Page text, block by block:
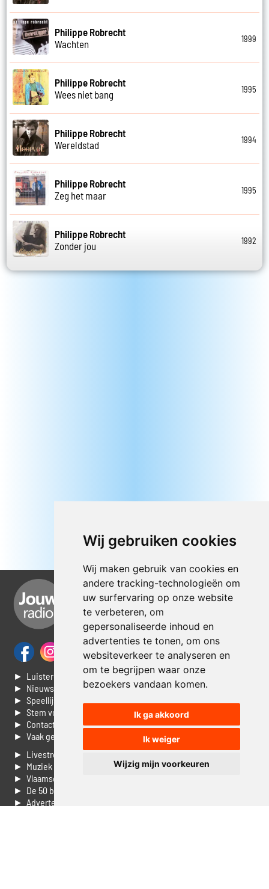
Wij gebruiken cookies
Wij maken gebruik van cookies en
andere tracking-technologieën om
uw surfervaring op onze website
te verbeteren, om
gepersonaliseerde inhoud en
advertenties te tonen, om ons
websiteverkeer te analyseren en
om te begrijpen waar onze
bezoekers vandaan komen.
Ik ga akkoord
Ik weiger
Wijzig mijn voorkeuren
Philippe Robrecht
Wachten
1999
Philippe Robrecht
Wees niet bang
1995
Philippe Robrecht
Wereldstad
1994
Philippe Robrecht
Zeg het maar
1995
Philippe Robrecht
Zonder jou
1992
► Luisteren naar Jouwradio
► Nieuws
► Speellijst
► Stem voor de Dag top 3
► Contacteer ons
► Vaak gestelde vragen
► Livestream informatie
► Muziek opzoeken
► Vlaamse 100 Aller tijden
► De 50 beste van...
► Adverteren op Jouwradio